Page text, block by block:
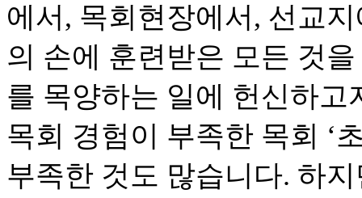
에서, 목회현장에서, 선교
의 손에 훈련받은 모든 것
를 목양하는 일에 헌신하
목회 경험이 부족한 목회 ‘
부족한 것도 많습니다. 하